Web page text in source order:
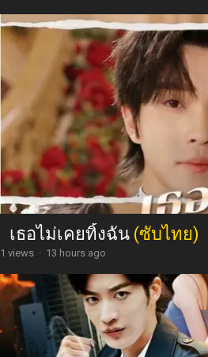
เธอไม่เคยทิ้งฉัน (ซับไทย)
1 views · 13 hours ago